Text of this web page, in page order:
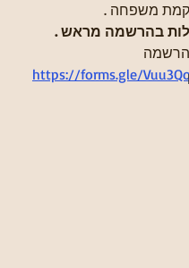
משפחה .
בהרשמה מראש .
https://forms.gle/